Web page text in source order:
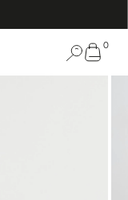
0